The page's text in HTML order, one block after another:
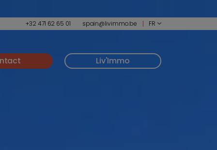
+32 471 62 65 01 spain@livimmo.be FR
Liv'Immo